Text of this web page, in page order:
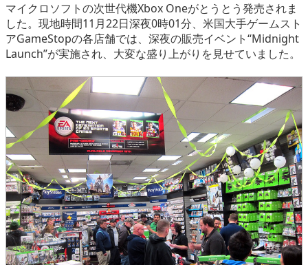
マイクロソフトの次世代機Xbox Oneがとうとう発売されま
した。現地時間11月22日深夜0時01分、米国大手ゲームスト
アGameStopの各店舗では、深夜の販売イベント“Midnight
Launch”が実施され、大変な盛り上がりを見せていました。